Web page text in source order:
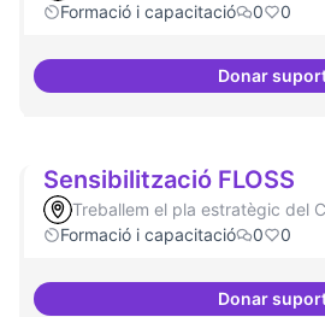
Formació i capacitació
0 0
Donar
Sensibilització FLOSS
Treballem el pla estratègic del
Formació i capacitació
0 0
Donar